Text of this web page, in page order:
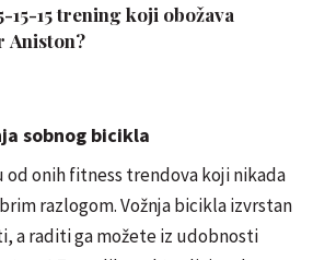
15-15 trening koji obožava
Aniston?
sobnog bicikla
od onih fitness trendova koji nikada
razlogom. Vožnja bicikla izvrstan
a raditi ga možete iz udobnosti